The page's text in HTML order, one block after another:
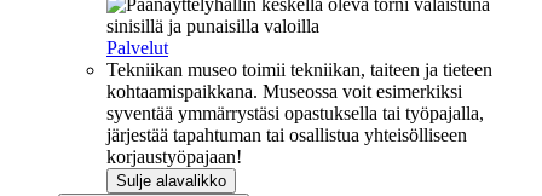
Palvelut
Tekniikan museo toimii tekniikan, taiteen ja tieteen
kohtaamispaikkana. Museossa voit esimerkiksi
syventää ymmärrystäsi opastuksella tai työpajalla,
järjestää tapahtuman tai osallistua yhteisölliseen
korjaustyöpajaan!
Sulje alavalikko